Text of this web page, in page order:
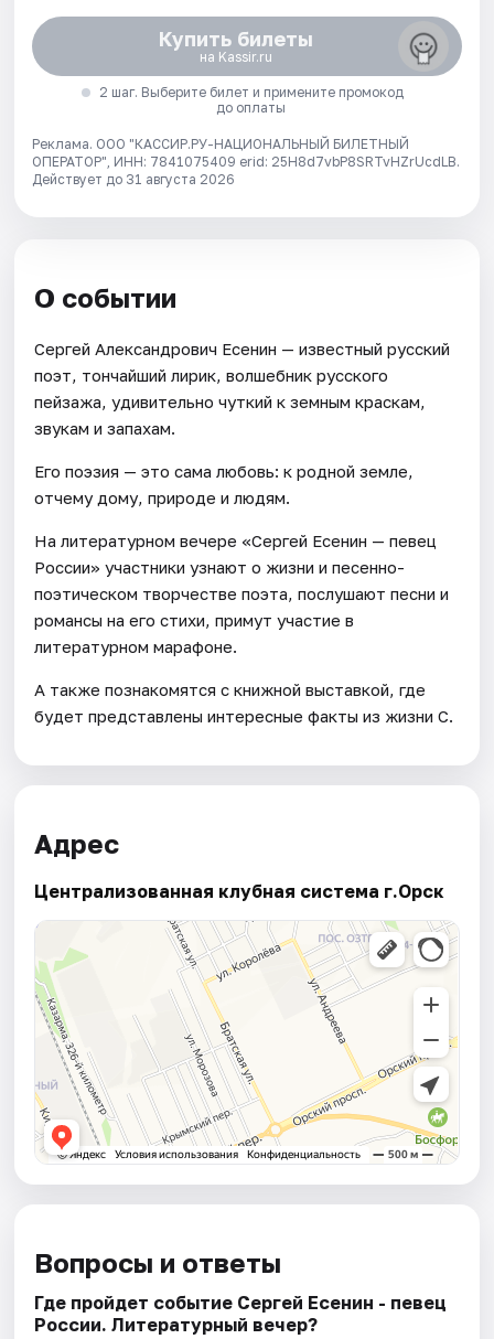
Купить билеты
на Kassir.ru
2 шаг. Выберите билет и примените промокод
до оплаты
Реклама. ООО "КАССИР.РУ-НАЦИОНАЛЬНЫЙ БИЛЕТНЫЙ
ОПЕРАТОР", ИНН: 7841075409 erid: 25H8d7vbP8SRTvHZrUcdLB.
Действует до 31 августа 2026
О событии
Сергей Александрович Есенин — известный русский
поэт, тончайший лирик, волшебник русского
пейзажа, удивительно чуткий к земным краскам,
звукам и запахам.
Его поэзия — это сама любовь: к родной земле,
отчему дому, природе и людям.
На литературном вечере «Сергей Есенин — певец
России» участники узнают о жизни и песенно-
поэтическом творчестве поэта, послушают песни и
романсы на его стихи, примут участие в
литературном марафоне.
А также познакомятся с книжной выставкой, где
будет представлены интересные факты из жизни С.
Адрес
Централизованная клубная система г.Орск
Вопросы и ответы
Где пройдет событие Сергей Есенин - певец
России. Литературный вечер?